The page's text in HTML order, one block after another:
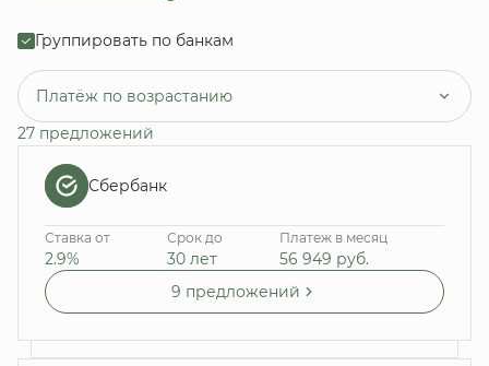
Группировать по банкам
Платёж по возрастанию
27 предложений
Сбербанк
Ставка от
2.9%
Срок до
30 лет
Платеж в месяц
56 949 руб.
9 предложений